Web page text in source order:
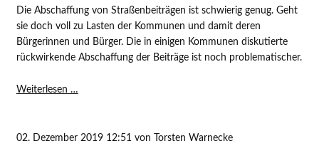
Landtag
Die Abschaffung von Straßenbeiträgen ist schwierig genug. Geht
sie doch voll zu Lasten der Kommunen und damit deren
Bürgerinnen und Bürger. Die in einigen Kommunen diskutierte
rückwirkende Abschaffung der Beiträge ist noch problematischer.
Weiterlesen …Rückwirkende
Straßenbeiträgen
02. Dezember 2019 12:51 von Torsten Warnecke